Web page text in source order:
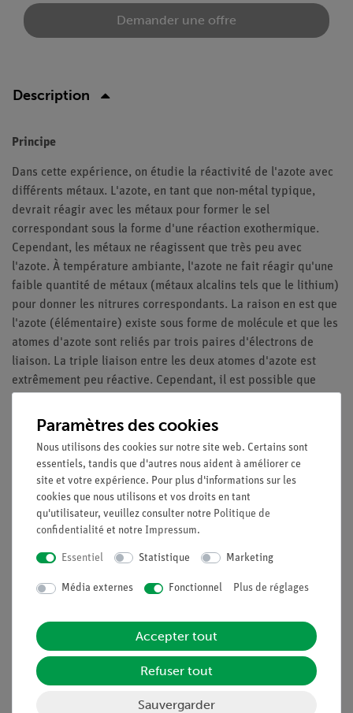
Demander une offre
Description
Principe
Dans cette expérience, on étudie la réactivité de l'azote avec
différents métaux. L'azote, en tant que non-métal typique,
devrait réagir avec les métaux pour former le sel
correspondant sous la forme d'une réaction exothermique.
Cependant, les métaux ne réagissent que très peu avec
l'azote. À température ambiante, l'azote ne fait réagir qu'une
faible quantité de métaux (métaux alcalins tels que le lithium)
pour donner les nitrures correspondants. La raison en est que
l'azote (élémentaire) existe sous forme de molécule et que les
atomes d'azote sont reliés par trois paires d'électrons de
liaison. La triple liaison entre les deux atomes d'azote est
extrêmement peu réactive. Cependant, il est possible que
calcium ou le magnésium), comme le montre cette expérience.
Ce que vous pouvez apprendre sur
le comportement réactionnel de l'azote
la préparation des nitrures métalliques
Contenu de livraison
Livraison gratuite à partir de 300,- €.
Paramètres des cookies
Nous utilisons des cookies sur notre site web. Certains sont
essentiels, tandis que d'autres nous aident à améliorer ce
site et votre expérience. Pour plus d'informations sur les
cookies que nous utilisons et vos droits en tant
qu'utilisateur, veuillez consulter notre Politique de
confidentialité et notre Impressum.
Essentiel Statistique Marketing
Média externes Fonctionnel Plus de réglages
Accepter tout
Refuser tout
Sauvergarder